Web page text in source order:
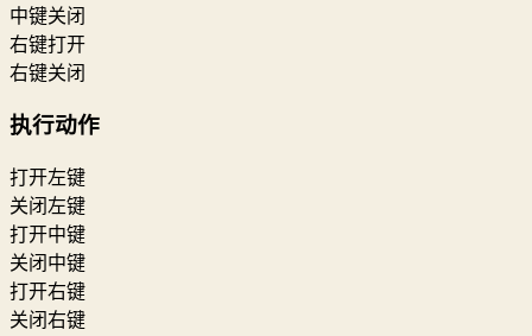
中键关闭
右键打开
右键关闭
执行动作
打开左键
关闭左键
打开中键
关闭中键
打开右键
关闭右键